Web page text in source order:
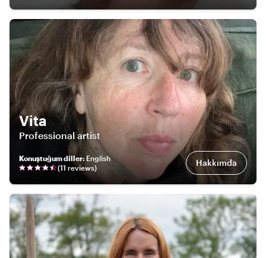
Vita
Professional artist
Konuştuğum diller: English
(11 reviews) Hakkımda